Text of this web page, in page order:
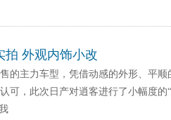
拍 外观内饰小改
的主力车型，凭借动感的外形、平
可，此次日产对逍客进行了小幅度的